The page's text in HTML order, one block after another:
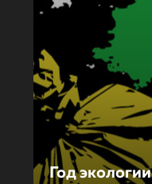
Год экологии